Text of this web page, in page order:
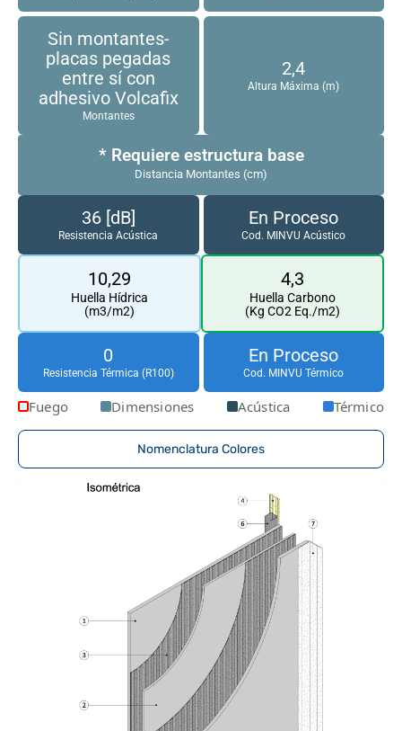
Sin montantes-
placas pegadas
entre sí con
adhesivo Volcafix
Montantes
2,4
Altura Máxima (m)
* Requiere estructura base
Distancia Montantes (cm)
36 [dB]
Resistencia Acústica
En Proceso
Cod. MINVU Acústico
10,29
Huella Hídrica
(m3/m2)
4,3
Huella Carbono
(Kg CO2 Eq./m2)
0
Resistencia Térmica (R100)
En Proceso
Cod. MINVU Térmico
Fuego Dimensiones Acústica Térmico
Nomenclatura Colores